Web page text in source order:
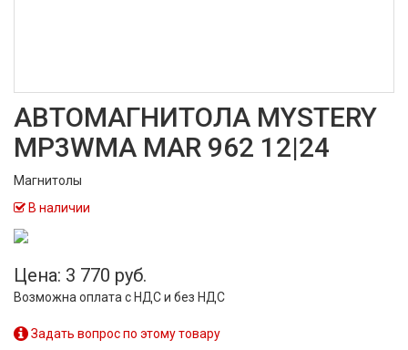
АВТОМАГНИТОЛА MYSTERY
MP3WMA MAR 962 12|24
Магнитолы
В наличии
Цена: 3 770 руб.
Возможна оплата с НДС и без НДС
Задать вопрос по этому товару